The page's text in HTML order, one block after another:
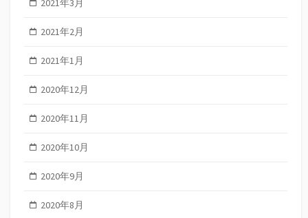
2021年3月
2021年2月
2021年1月
2020年12月
2020年11月
2020年10月
2020年9月
2020年8月